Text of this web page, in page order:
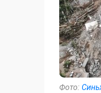
Фото: